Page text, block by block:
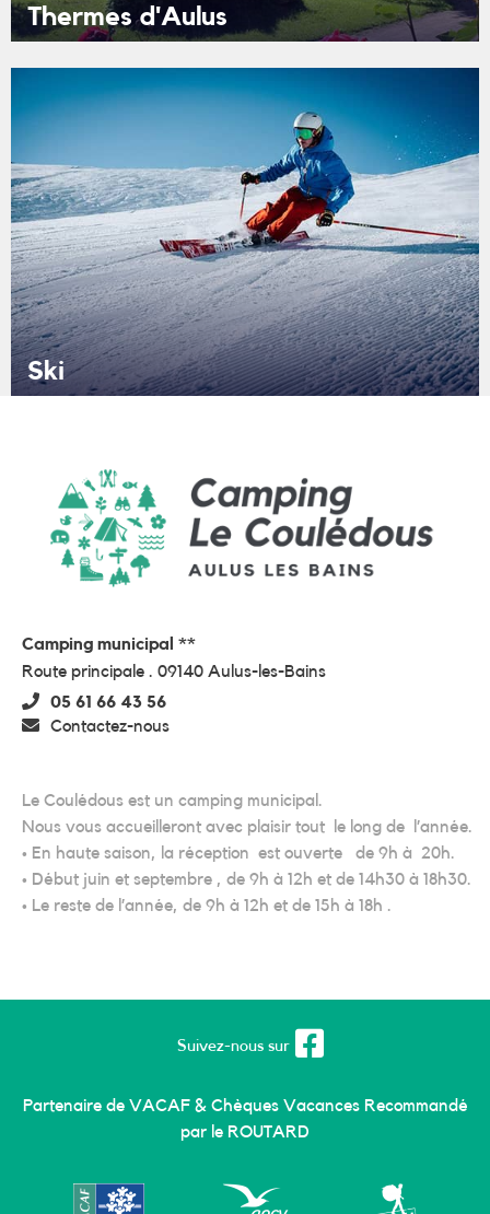
Thermes d'Aulus
Ski
Camping municipal **
Route principale . 09140 Aulus-les-Bains
05 61 66 43 56
Contactez-nous
Le Coulédous est un camping municipal.
Nous vous accueilleront avec plaisir tout le long de l’année.
• En haute saison, la réception est ouverte de 9h à 20h.
• Début juin et septembre , de 9h à 12h et de 14h30 à 18h30.
• Le reste de l’année, de 9h à 12h et de 15h à 18h .
Suivez-nous sur
Partenaire de VACAF & Chèques Vacances Recommandé
par le ROUTARD